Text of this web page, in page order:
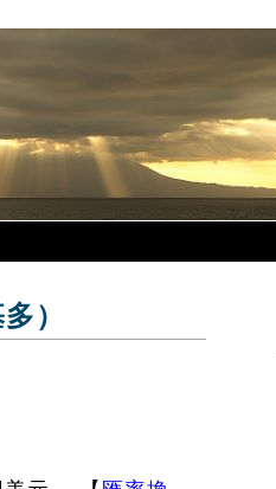
）